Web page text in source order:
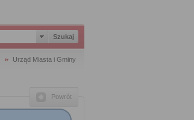
Urząd Miasta i Gminy
Powrót